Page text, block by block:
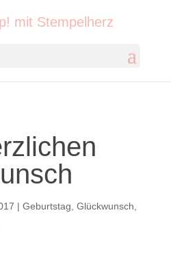
| Geburtstag Glückwunsch